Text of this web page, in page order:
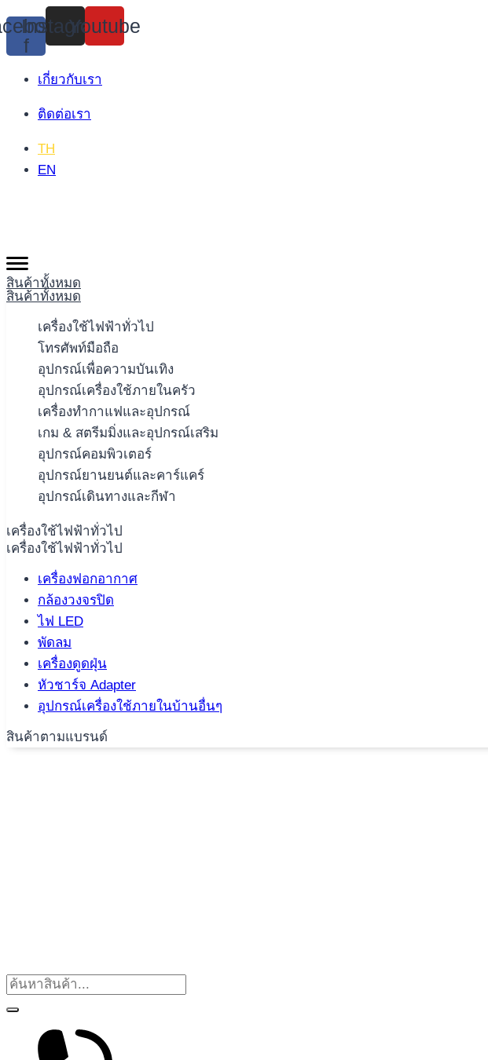
Skip
to
content
f
Instagram
Youtube
เกี่ยวกับเรา
ติดต่อเรา
TH
EN
สินค้าทั้งหมด
สินค้าทั้งหมด
เครื่องใช้ไฟฟ้าทั่วไป
โทรศัพท์มือถือ
อุปกรณ์เพื่อความบันเทิง
อุปกรณ์เครื่องใช้ภายในครัว
เครื่องทำกาแฟและอุปกรณ์
เกม & สตรีมมิ่งและอุปกรณ์เสริม
อุปกรณ์คอมพิวเตอร์
อุปกรณ์ยานยนต์และคาร์แคร์
อุปกรณ์เดินทางและกีฬา
เครื่องใช้ไฟฟ้าทั่วไป
เครื่องใช้ไฟฟ้าทั่วไป
เครื่องฟอกอากาศ
กล้องวงจรปิด
ไฟ LED
พัดลม
เครื่องดูดฝุ่น
หัวชาร์จ Adapter
อุปกรณ์เครื่องใช้ภายในบ้านอื่นๆ
สินค้าตามแบรนด์